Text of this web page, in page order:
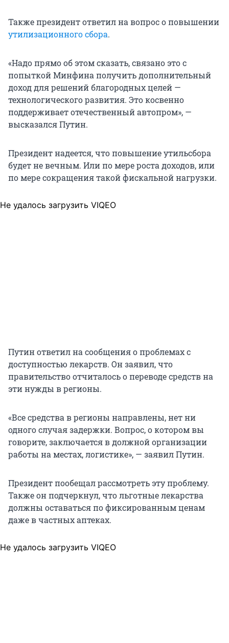
Также президент ответил на вопрос о повышении
утилизационного сбора.
«Надо прямо об этом сказать, связано это с
попыткой Минфина получить дополнительный
доход для решений благородных целей —
технологического развития. Это косвенно
поддерживает отечественный автопром», —
высказался Путин.
Президент надеется, что повышение утильсбора
будет не вечным. Или по мере роста доходов, или
по мере сокращения такой фискальной нагрузки.
Не удалось загрузить VIQEO
Путин ответил на сообщения о проблемах с
доступностью лекарств. Он заявил, что
правительство отчиталось о переводе средств на
эти нужды в регионы.
«Все средства в регионы направлены, нет ни
одного случая задержки. Вопрос, о котором вы
говорите, заключается в должной организации
работы на местах, логистике», — заявил Путин.
Президент пообещал рассмотреть эту проблему.
Также он подчеркнул, что льготные лекарства
должны оставаться по фиксированным ценам
даже в частных аптеках.
Не удалось загрузить VIQEO